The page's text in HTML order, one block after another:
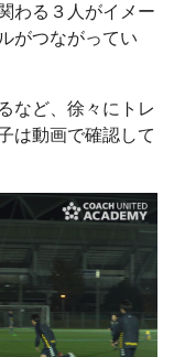
わる３人がイメー
がつながってい
など、徐々にトレ
は動画で確認して